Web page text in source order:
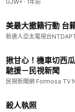
GJW+ · 1年前
美最大撤籍行動 台
新唐人亞太電視台
揪甘心！機車切西
馳援－民視新聞
民視新聞網 Formosa TV
殺人執照